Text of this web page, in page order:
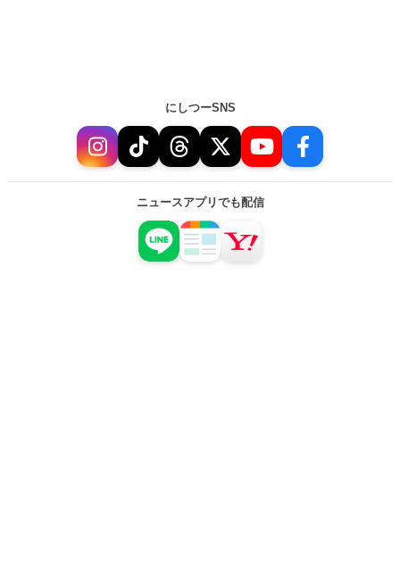
にしつーSNS
ニュースアプリでも配信